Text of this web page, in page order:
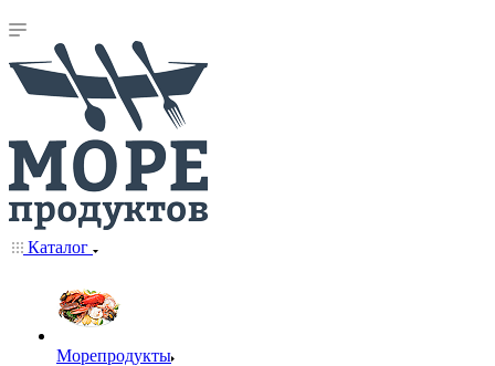
Каталог
Морепродукты